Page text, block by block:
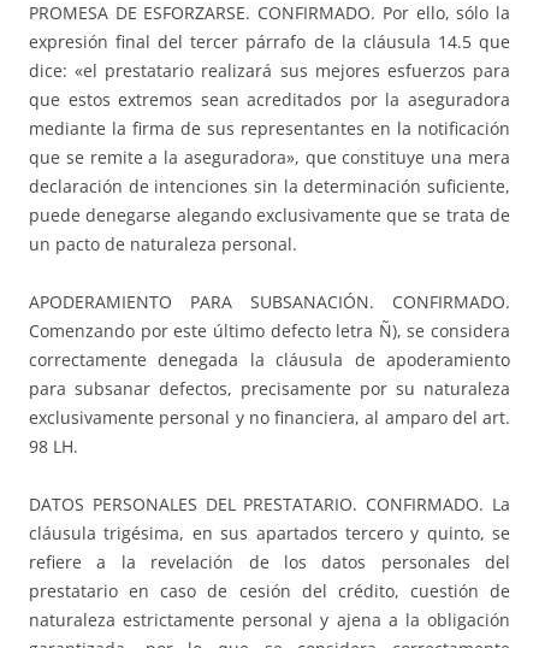
PROMESA DE ESFORZARSE. CONFIRMADO. Por ello, sólo la
expresión final del tercer párrafo de la cláusula 14.5 que
dice: «el prestatario realizará sus mejores esfuerzos para
que estos extremos sean acreditados por la aseguradora
mediante la firma de sus representantes en la notificación
que se remite a la aseguradora», que constituye una mera
declaración de intenciones sin la determinación suficiente,
puede denegarse alegando exclusivamente que se trata de
un pacto de naturaleza personal.
APODERAMIENTO PARA SUBSANACIÓN. CONFIRMADO.
Comenzando por este último defecto letra Ñ), se considera
correctamente denegada la cláusula de apoderamiento
para subsanar defectos, precisamente por su naturaleza
exclusivamente personal y no financiera, al amparo del art.
98 LH.
DATOS PERSONALES DEL PRESTATARIO. CONFIRMADO. La
cláusula trigésima, en sus apartados tercero y quinto, se
refiere a la revelación de los datos personales del
prestatario en caso de cesión del crédito, cuestión de
naturaleza estrictamente personal y ajena a la obligación